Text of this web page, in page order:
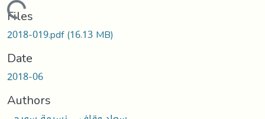
Loading...
Files
2018-019.pdf(16.13 MB)
Date
2018-06
Authors